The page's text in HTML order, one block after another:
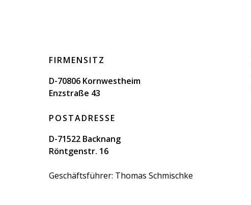
FIRMENSITZ
D-70806 Kornwestheim
Enzstraße 43
POSTADRESSE
D-71522 Backnang
Röntgenstr. 16
Geschäftsführer: Thomas Schmischke